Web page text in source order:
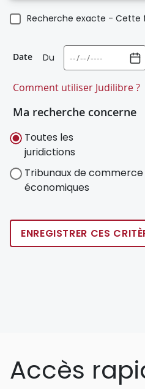
Recherche exacte - Cette
Date Du
Comment utiliser Judilibre ?
Ma recherche concerne
Toutes les
juridictions
Tribunaux de
économiques
ENREGISTRER CES
Accès